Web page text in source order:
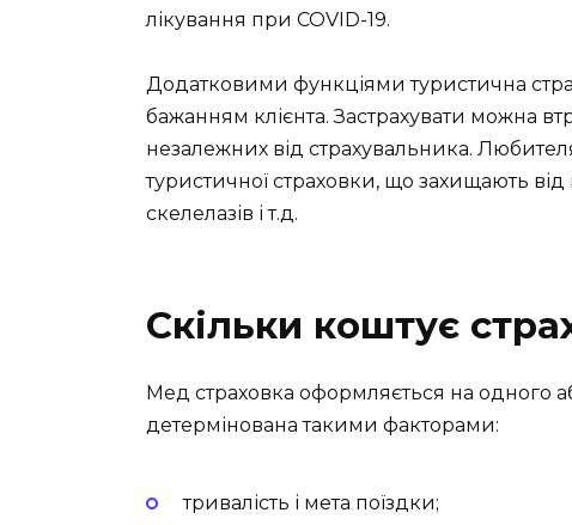
лікування при COVID-19.
Додатковими функціями туристична
бажанням клієнта. Застрахувати можна
незалежних від страхувальника.
туристичної страховки, що захищають
скелелазів і т.д.
Скільки коштує
Мед страховка оформляється на одного
детермінована такими факторами:
тривалість і мета поїздки;